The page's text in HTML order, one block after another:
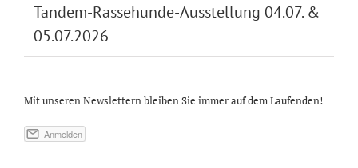
Tandem-Rassehunde-Ausstellung 04.07. &
05.07.2026
Mit unseren Newslettern bleiben Sie immer auf dem Laufenden!